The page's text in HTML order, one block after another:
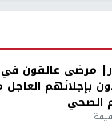
مرضى عالقون
بإجلائهم العاجل
الصحي